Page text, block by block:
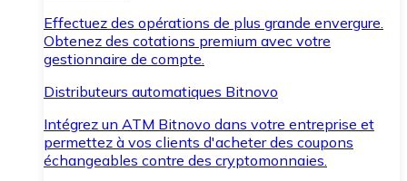
Effectuez des opérations de plus grande envergure.
Obtenez des cotations premium avec votre
gestionnaire de compte.
Distributeurs automatiques Bitnovo
Intégrez un ATM Bitnovo dans votre entreprise et
permettez à vos clients d'acheter des coupons
échangeables contre des cryptomonnaies.